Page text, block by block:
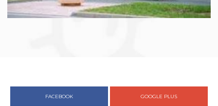
FACEBOOK GOOGLE PLUS